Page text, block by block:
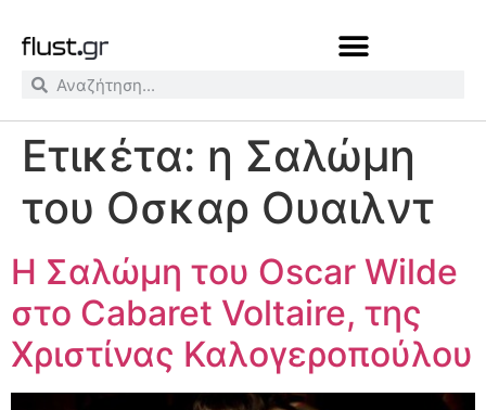
Ετικέτα: η Σαλώμη
του Οσκαρ Ουαιλντ
H Σαλώμη του Oscar Wilde
στο Cabaret Voltaire, της
Χριστίνας Καλογεροπούλου